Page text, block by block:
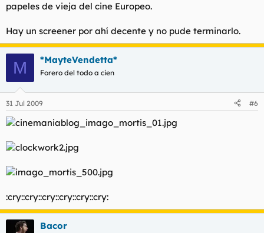
papeles de vieja del cine Europeo.
Hay un screener por ahí decente y no pude terminarlo.
M *MayteVendetta*
Forero del todo a cien
31 Jul 2009 #6
:cry::cry::cry::cry::cry::cry:
Bacor